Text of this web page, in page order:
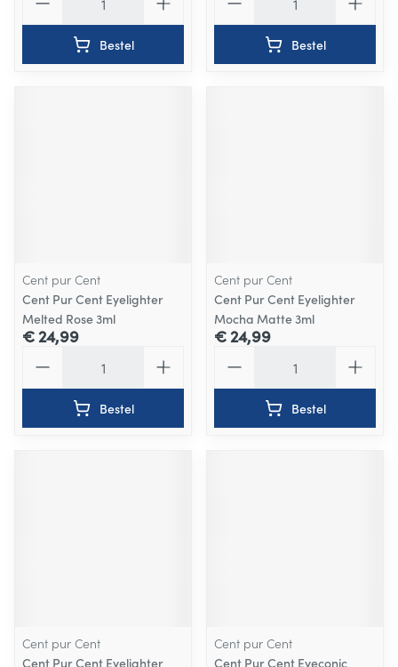
Bestel Bestel
Cent pur Cent
Cent Pur Cent Eyelighter
Melted Rose 3ml
€ 24,99
Bestel
Cent pur Cent
Cent Pur Cent Eyelighter
Mocha Matte 3ml
€ 24,99
Bestel
Cent pur Cent
Cent Pur Cent Eyelighter
Cent pur Cent
Cent Pur Cent Eyeconic